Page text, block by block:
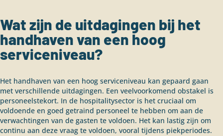
Wat zijn de uitdagingen bij het
handhaven van een hoog
serviceniveau?
Het handhaven van een hoog serviceniveau kan gepaard gaan
met verschillende uitdagingen. Een veelvoorkomend obstakel is
personeelstekort. In de hospitalitysector is het cruciaal om
voldoende en goed getraind personeel te hebben om aan de
verwachtingen van de gasten te voldoen. Het kan lastig zijn om
continu aan deze vraag te voldoen, vooral tijdens piekperiodes.